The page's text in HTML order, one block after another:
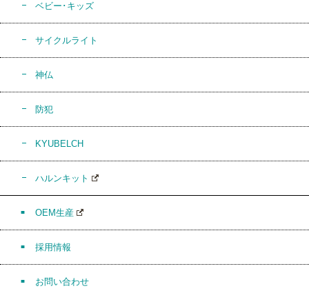
ベビー･キッズ
サイクルライト
神仏
防犯
KYUBELCH
ハルンキット
OEM生産
採用情報
お問い合わせ